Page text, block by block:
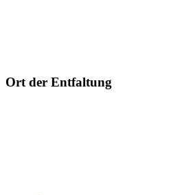
Ort der Entfaltung